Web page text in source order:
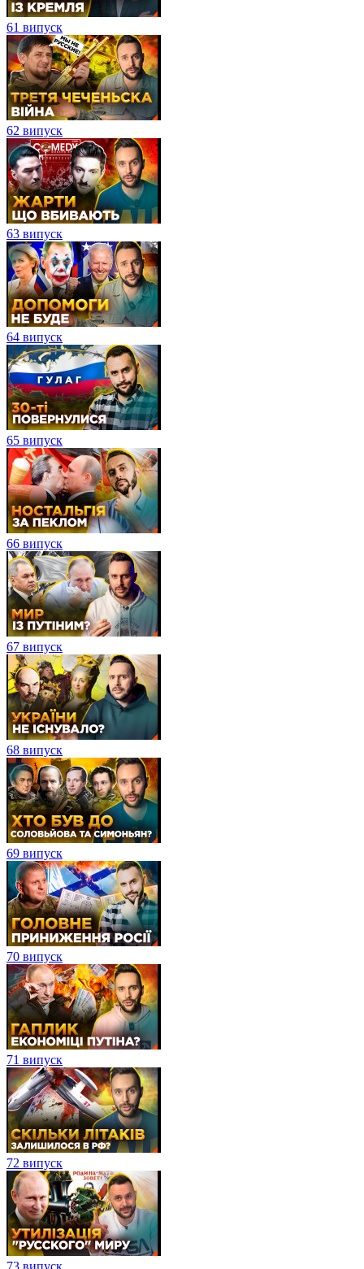
61 випуск
62 випуск
63 випуск
64 випуск
65 випуск
66 випуск
67 випуск
68 випуск
69 випуск
70 випуск
71 випуск
72 випуск
73 випуск